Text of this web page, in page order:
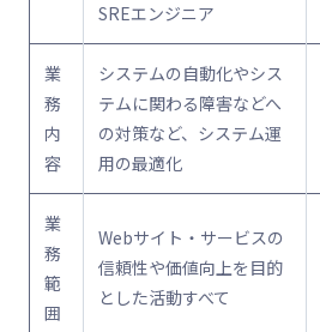
SREエンジニア
業
務
内
容
システムの自動化やシス
テムに関わる障害などへ
の対策など、システム運
用の最適化
業
務
範
囲
Webサイト・サービスの
信頼性や価値向上を目的
とした活動すべて